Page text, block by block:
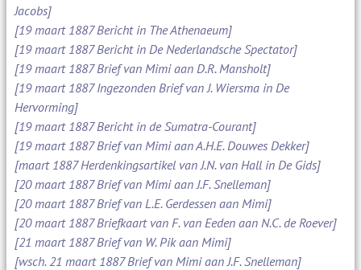
Jacobs]
[19 maart 1887 Bericht in The Athenaeum]
[19 maart 1887 Bericht in De Nederlandsche Spectator]
[19 maart 1887 Brief van Mimi aan D.R. Mansholt]
[19 maart 1887 Ingezonden Brief van J. Wiersma in De
Hervorming]
[19 maart 1887 Bericht in de Sumatra-Courant]
[19 maart 1887 Brief van Mimi aan A.H.E. Douwes Dekker]
[maart 1887 Herdenkingsartikel van J.N. van Hall in De Gids]
[20 maart 1887 Brief van Mimi aan J.F. Snelleman]
[20 maart 1887 Brief van L.E. Gerdessen aan Mimi]
[20 maart 1887 Briefkaart van F. van Eeden aan N.C. de Roever]
[21 maart 1887 Brief van W. Pik aan Mimi]
[wsch. 21 maart 1887 Brief van Mimi aan J.F. Snelleman]